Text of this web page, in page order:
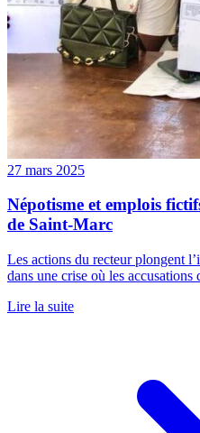
27 mars 2025
Népotisme et emplois
de Saint-Marc
Les actions du recteur plongent
dans une crise où les accusations
Lire la suite